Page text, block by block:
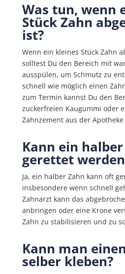
Was tun, wenn
Stück Zahn
ist?
Wenn ein kleines Stück Zahn
solltest Du den Bereich mit
ausspülen, um Schmutz zu
schnell wie möglich einen
zum Termin kannst Du den
zuckerfreien Kaugummi oder
Zahnzement aus der
Kann ein
gerettet
Ja, ein halber Zahn kann oft
insbesondere wenn schnell
Zahnarzt kann das
anbringen oder eine Krone
Zahn zu stabilisieren und zu
Kann man
selber kleben?